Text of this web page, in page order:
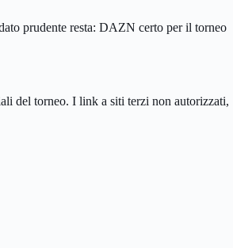
prudente resta: DAZN certo per il torneo
del torneo. I link a siti terzi non autorizzati,